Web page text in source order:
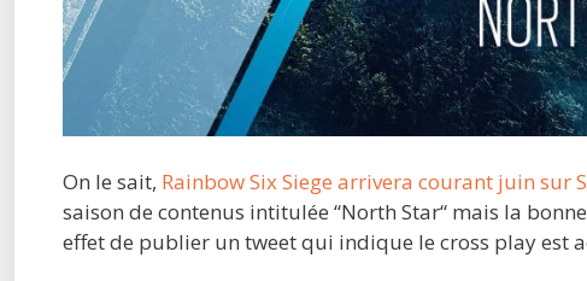
On le sait, Rainbow Six Siege arrivera courant juin sur
saison de contenus intitulée “North Star“ mais la
effet de publier un tweet qui indique le cross play est